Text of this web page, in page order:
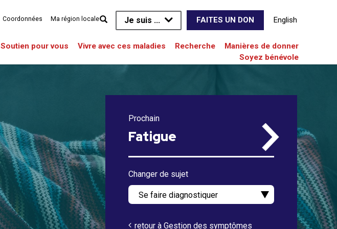
Je suis ... FAITES UN DON English
Soutien pour vous Vivre avec ces maladies Recherche
Manières de donner
Soyez bénévole
Coordonnées Ma région locale
Prochain
Fatigue
Changer de sujet
retour à Gestion des symptômes